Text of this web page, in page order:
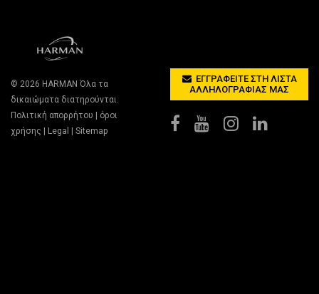
© 2026 HARMAN Όλα τα
δικαιώματα διατηρούνται.
Πολιτική απορρήτου
όροι
χρήσης
Legal Sitemap
ΕΓΓΡΑΦΕΊΤΕ ΣΤΗ ΛΊΣΤΑ
ΑΛΛΗΛΟΓΡΑΦΊΑΣ ΜΑΣ